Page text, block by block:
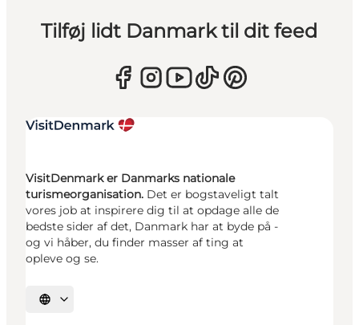
Tilføj lidt Danmark til dit feed
VisitDenmark er Danmarks nationale
turismeorganisation. Det er bogstaveligt talt
vores job at inspirere dig til at opdage alle de
bedste sider af det, Danmark har at byde på -
og vi håber, du finder masser af ting at
opleve og se.
Vælg sprog